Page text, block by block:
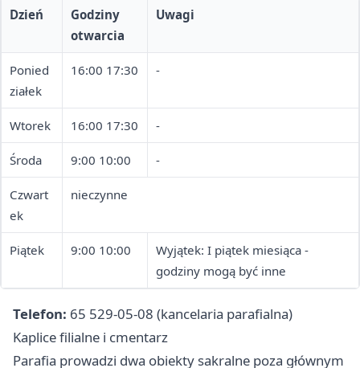
Dzień
Godziny
otwarcia
Uwagi
Ponied
ziałek
16:00 17:30 -
Wtorek 16:00 17:30 -
Środa 9:00 10:00 -
Czwart
ek
nieczynne
Piątek 9:00 10:00
Wyjątek: I piątek miesiąca -
godziny mogą być inne
Telefon: 65 529-05-08 (kancelaria parafialna)
Kaplice filialne i cmentarz
Parafia prowadzi dwa obiekty sakralne poza głównym